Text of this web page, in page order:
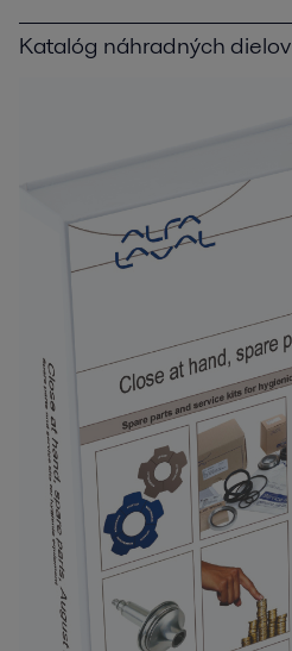
Katalóg náhradných dielov